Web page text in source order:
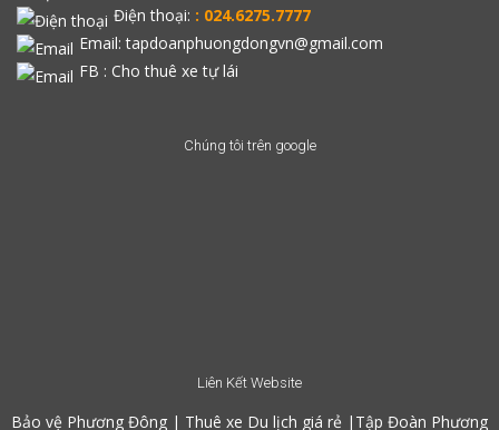
Điện thoại: : 024.6275.7777
Email: tapdoanphuongdongvn@gmail.com
FB : Cho thuê xe tự lái
Chúng tôi trên google
Liên Kết Website
Bảo vệ Phương Đông | Thuê xe Du lịch giá rẻ | Tập Đoàn Phương